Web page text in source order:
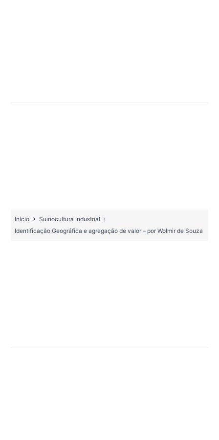
Início
Suinocultura Industrial
Identificação Geográfica e agregação de valor – por Wolmir de Souza